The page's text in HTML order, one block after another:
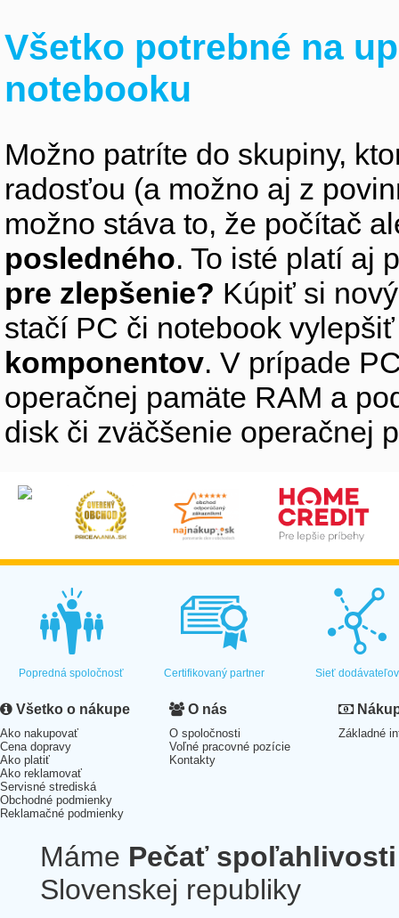
Všetko potrebné na
notebooku
Možno patríte do skupiny,
radosťou (a možno aj z
možno stáva to, že počítač
posledného. To isté platí aj
pre zlepšenie? Kúpiť si
stačí PC či notebook
komponentov. V prípade
operačnej pamäte RAM a
disk či zväčšenie operačnej
Popredná spoločnosť Certifikovaný partner Sieť dodávateľov
Všetko o nákupe
Ako nakupovať
Cena dopravy
Ako platiť
Ako reklamovať
Servisné strediská
Obchodné podmienky
Reklamačné podmienky
O nás
O spoločnosti
Voľné pracovné pozície
Kontakty
Základné
Máme Pečať spoľahlivosti
Slovenskej republiky